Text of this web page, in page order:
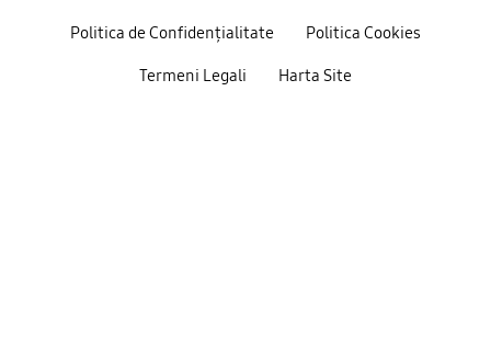
Politica de Confidențialitate Politica Cookies
Termeni Legali Harta Site